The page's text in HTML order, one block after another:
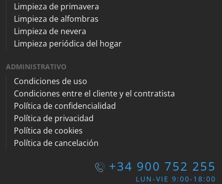
Limpieza de primavera
Limpieza de alfombras
Limpieza de nevera
Limpieza periódica del hogar
ADMINISTRATIVO
Condiciones de uso
Condiciones entre el cliente y el contratista
Política de confidencialidad
Política de privacidad
Política de cookies
Política de cancelación
+34 900 752 255
LUN-VIE 9:00-18:00